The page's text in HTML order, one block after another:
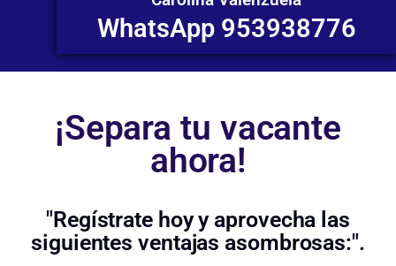
WhatsApp 953938776
¡Separa tu vacante
ahora!
"Regístrate hoy y aprovecha las
siguientes ventajas asombrosas:".